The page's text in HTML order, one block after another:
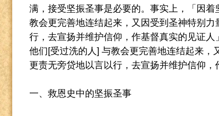
满，接受坚振圣事是必要的。事实上，「因着
教会更完善地连结起来，又因受到圣神特别
行，去宣扬并维护信仰，作基督真实的见证人
他们[受过洗的人] 与教会更完善地连结起来，
更责无旁贷地以言以行，去宣扬并维护信仰，
一、救恩史中的坚振圣事